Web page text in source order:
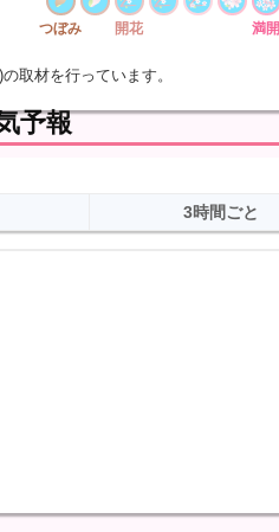
つぼみ 開花 満開
取材を行っています。
予報
3時間ごと